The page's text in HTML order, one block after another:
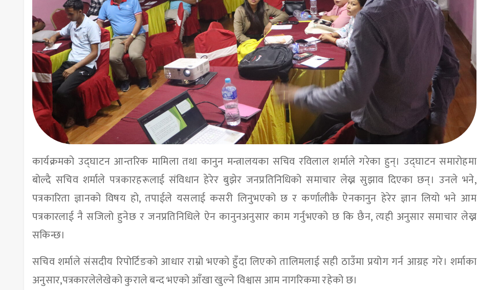
कार्यक्रमको उद्घाटन आन्तरिक मामिला तथा कानुन मन्त्रालयका सचिव रविलाल शर्माले गरेका हुन्। उद्घाटन समारोहमा
बोल्दै सचिव शर्माले पत्रकारहरूलाई संविधान हेरेर बुझेर जनप्रतिनिधिको समाचार लेख्न सुझाव दिएका छन्। उनले भने,
पत्रकारिता ज्ञानको विषय हो, तपाईले यसलाई कसरी लिनुभएको छ र कर्णालीकै ऐनकानुन हेरेर ज्ञान लियो भने आम
पत्रकारलाई नै सजिलो हुनेछ र जनप्रतिनिधिले ऐन कानुनअनुसार काम गर्नुभएको छ कि छैन, त्यही अनुसार समाचार लेख्न
सकिन्छ।
सचिव शर्माले संसदीय रिपोर्टिङको आधार राम्रो भएको हुँदा लिएको तालिमलाई सही ठाउँमा प्रयोग गर्न आग्रह गरे। शर्माका
अनुसार,पत्रकारलेलेखेको कुराले बन्द भएको आँखा खुल्ने विश्वास आम नागरिकमा रहेको छ।